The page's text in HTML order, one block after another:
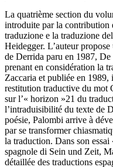
La quatrième section du
introduite par la contribution
traduzione e la traduzione
Heidegger. L’auteur
de Derrida paru en 1987, De
prenant en considération la
Zaccaria et publiée en 1989,
restitution traductive du mot
sur l’« horizon »21 du
l’intraduisibilité du texte de
poésie, Palombi arrive à
par se transformer
la traduction. Dans son essai
spagnole di Sein und Zeit,
détaillée des traductions